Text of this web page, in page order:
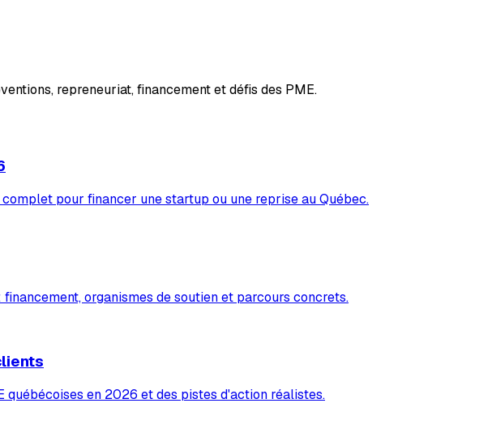
repreneuriat, financement et défis des PME.
pour financer une startup ou une reprise au Québec.
organismes de soutien et parcours concrets.
québécoises en 2026 et des pistes d'action réalistes.